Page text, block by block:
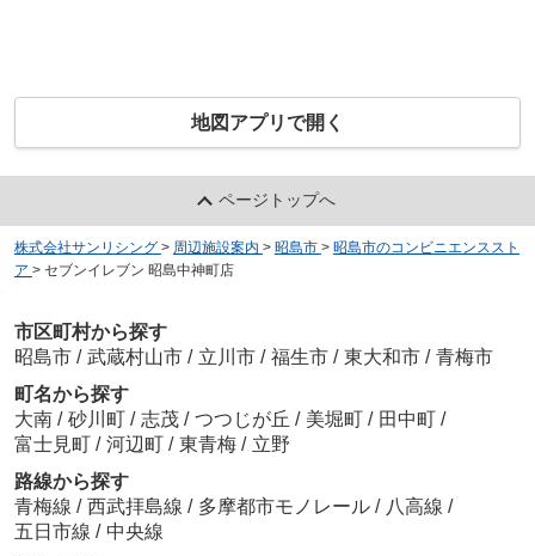
地図アプリで開く
ページトップへ
株式会社サンリシング > 周辺施設案内 > 昭島市 > 昭島市のコンビニエンススト
ア > セブンイレブン 昭島中神町店
市区町村から探す
昭島市 / 武蔵村山市 / 立川市 / 福生市 / 東大和市 / 青梅市
町名から探す
大南 / 砂川町 / 志茂 / つつじが丘 / 美堀町 / 田中町 /
富士見町 / 河辺町 / 東青梅 / 立野
路線から探す
青梅線 / 西武拝島線 / 多摩都市モノレール / 八高線 /
五日市線 / 中央線